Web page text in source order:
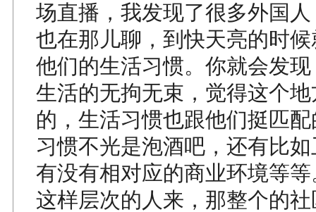
场直播，我发现了很多外国
也在那儿聊，到快天亮的时
他们的生活习惯。你就会发
生活的无拘无束，觉得这个
的，生活习惯也跟他们挺匹
习惯不光是泡酒吧，还有比
有没有相对应的商业环境等
这样层次的人来，那整个的